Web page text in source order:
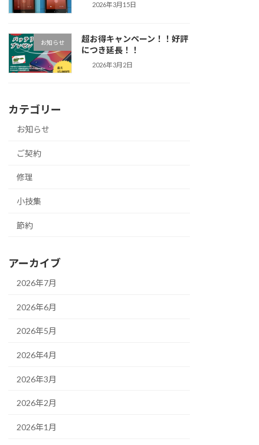
2026年3月15日
お知らせ
超お得キャンペーン！！好評
につき延長！！
2026年3月2日
カテゴリー
お知らせ
ご契約
修理
小技集
節約
アーカイブ
2026年7月
2026年6月
2026年5月
2026年4月
2026年3月
2026年2月
2026年1月